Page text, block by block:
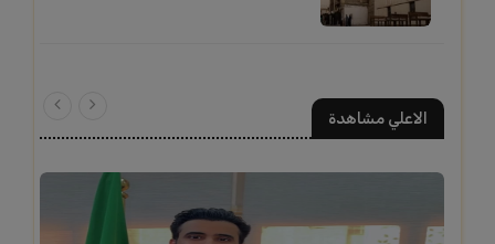
الاعلي مشاهدة